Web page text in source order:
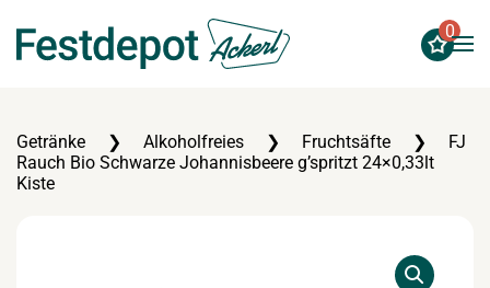
Zum Hauptinhalt springen
0
Getränke Alkoholfreies Fruchtsäfte
FJ
Rauch Bio Schwarze Johannisbeere g’spritzt 24×0,33lt
Kiste